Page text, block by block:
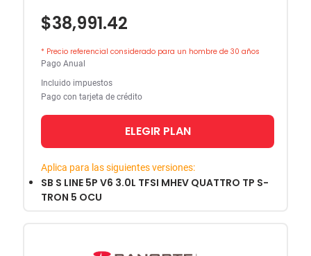
$38,991.42
* Precio referencial considerado para un hombre de 30 años
Pago Anual
Incluido impuestos
Pago con tarjeta de crédito
ELEGIR PLAN
Aplica para las siguientes versiones:
SB S LINE 5P V6 3.0L TFSI MHEV QUATTRO TP S-
TRON 5 OCU